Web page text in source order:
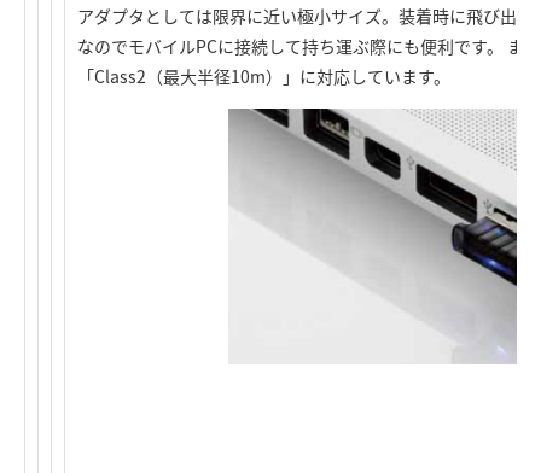
アダプタとしては限界に近い極小サイズ。装着時に飛び出
なのでモバイルPCに接続して持ち運ぶ際にも便利です。 ま
「Class2（最大半径10m）」に対応しています。